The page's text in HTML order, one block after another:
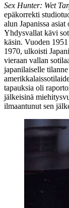
Sex Hunter: Wet
epäkorrekti
alun Japanissa
Yhdysvallat kävi
käsin. Vuoden
1970, ulkoisti
vieraan vallan
japanilaiselle
tapauksia oli
jälkeisinä
ilmaantunut sen